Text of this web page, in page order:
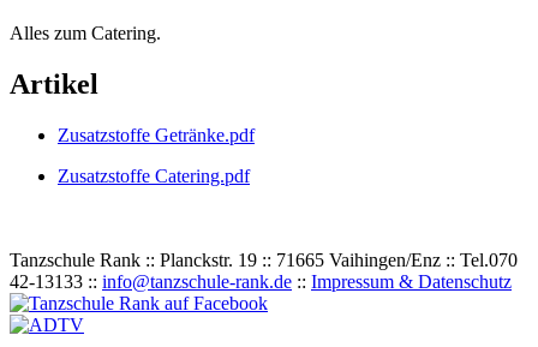
Alles zum Catering.
Artikel
Zusatzstoffe Getränke.pdf
Zusatzstoffe Catering.pdf
Tanzschule Rank :: Planckstr. 19 :: 71665 Vaihingen/Enz :: Tel.070
42-13133 :: info@tanzschule-rank.de :: Impressum & Datenschutz